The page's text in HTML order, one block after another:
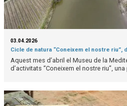
03.04.2026
Cicle de natura “Coneixem el nostre riu”,
Aquest mes d’abril el Museu de la
d’activitats “Coneixem el nostre riu”,